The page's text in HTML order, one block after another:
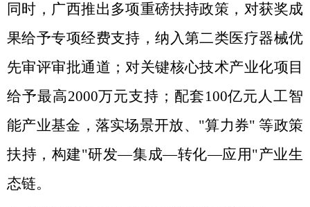
同时，广西推出多项重磅扶持政策，对获奖成
果给予专项经费支持，纳入第二类医疗器械优
先审评审批通道；对关键核心技术产业化项目
给予最高2000万元支持；配套100亿元人工智
能产业基金，落实场景开放、"算力券" 等政策
扶持，构建"研发—集成—转化—应用"产业生
态链。